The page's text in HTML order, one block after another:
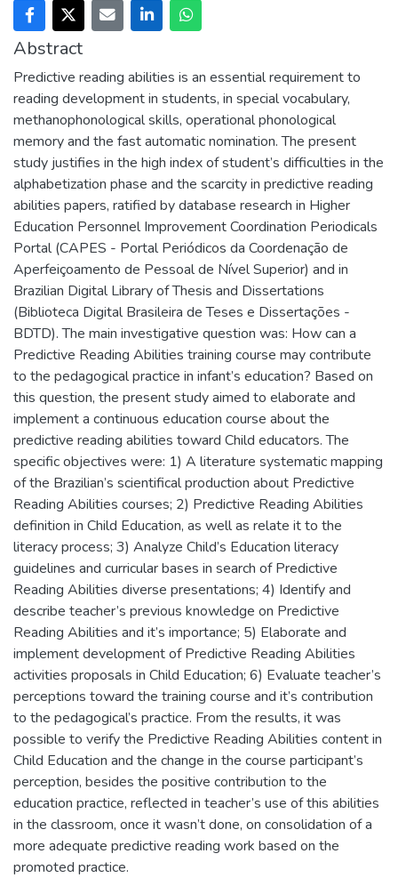
Abstract
Predictive reading abilities is an essential requirement to
reading development in students, in special vocabulary,
methanophonological skills, operational phonological
memory and the fast automatic nomination. The present
study justifies in the high index of student’s difficulties in the
alphabetization phase and the scarcity in predictive reading
abilities papers, ratified by database research in Higher
Education Personnel Improvement Coordination Periodicals
Portal (CAPES - Portal Periódicos da Coordenação de
Aperfeiçoamento de Pessoal de Nível Superior) and in
Brazilian Digital Library of Thesis and Dissertations
(Biblioteca Digital Brasileira de Teses e Dissertações -
BDTD). The main investigative question was: How can a
Predictive Reading Abilities training course may contribute
to the pedagogical practice in infant’s education? Based on
this question, the present study aimed to elaborate and
implement a continuous education course about the
predictive reading abilities toward Child educators. The
specific objectives were: 1) A literature systematic mapping
of the Brazilian’s scientifical production about Predictive
Reading Abilities courses; 2) Predictive Reading Abilities
definition in Child Education, as well as relate it to the
literacy process; 3) Analyze Child’s Education literacy
guidelines and curricular bases in search of Predictive
Reading Abilities diverse presentations; 4) Identify and
describe teacher’s previous knowledge on Predictive
Reading Abilities and it’s importance; 5) Elaborate and
implement development of Predictive Reading Abilities
activities proposals in Child Education; 6) Evaluate teacher’s
perceptions toward the training course and it’s contribution
to the pedagogical’s practice. From the results, it was
possible to verify the Predictive Reading Abilities content in
Child Education and the change in the course participant’s
perception, besides the positive contribution to the
education practice, reflected in teacher’s use of this abilities
in the classroom, once it wasn’t done, on consolidation of a
more adequate predictive reading work based on the
promoted practice.